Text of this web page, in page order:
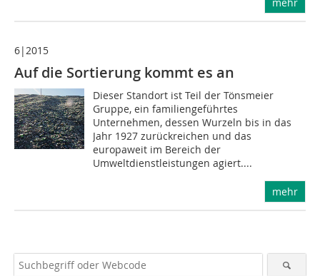
mehr
6|2015
Auf die Sortierung kommt es an
Dieser Standort ist Teil der Tönsmeier
Gruppe, ein familiengeführtes
Unternehmen, dessen Wurzeln bis in das
Jahr 1927 zurückreichen und das
europaweit im Bereich der
Umweltdienstleistungen agiert....
mehr